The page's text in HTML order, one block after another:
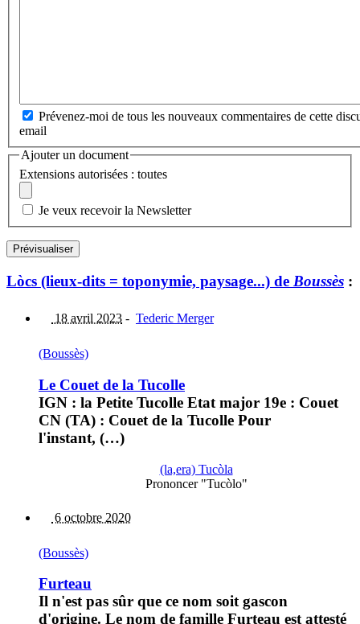
Prévenez-moi de tous les nouveaux commentaires de cette
email
Ajouter un document
Extensions autorisées : toutes
Je veux recevoir la Newsletter
Lòcs (lieux-dits = toponymie, paysage...) de Boussès :
18 avril 2023 - Tederic Merger
(Boussès)
Le Couet de la Tucolle
IGN : la Petite Tucolle Etat major 19e : Couet
CN (TA) : Couet de la Tucolle Pour
l'instant, (…)
(la,era) Tucòla
Prononcer "Tucòlo"
6 octobre 2020
(Boussès)
Furteau
Il n'est pas sûr que ce nom soit gascon
d'origine. Le nom de famille Furteau est attesté